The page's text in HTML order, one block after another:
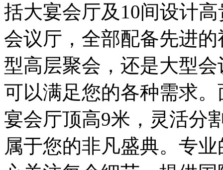
括大宴会厅及10间设计
会议厅，全部配备先进
型高层聚会，还是大型
可以满足您的各种需求
宴会厅顶高9米，灵活分
属于您的非凡盛典。专